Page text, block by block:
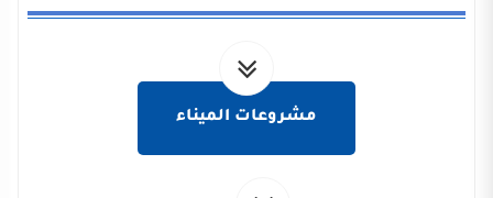
مشروعات الميناء